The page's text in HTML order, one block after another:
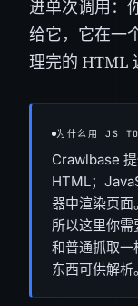
进单次调用：
给它，它在一
理完的 HTML
为什么用 JS
Crawlbase
HTML；
器中渲染页面
所以这里你
和普通抓取一
东西可供解析。